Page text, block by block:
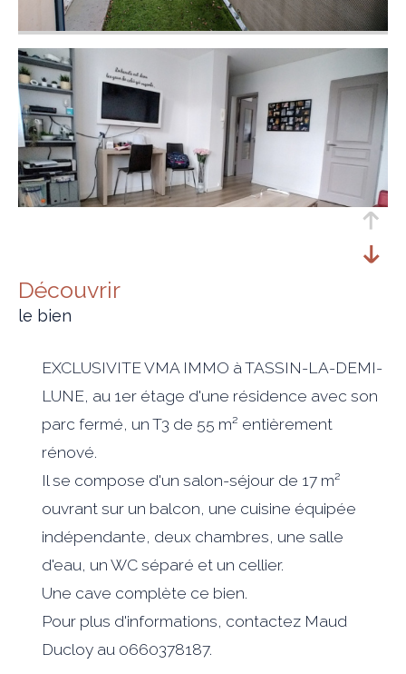
découvrir
le bien
EXCLUSIVITE VMA IMMO à TASSIN-LA-DEMI-
LUNE, au 1er étage d'une résidence avec son
parc fermé, un T3 de 55 m² entièrement
rénové.
Il se compose d'un salon-séjour de 17 m²
ouvrant sur un balcon, une cuisine équipée
indépendante, deux chambres, une salle
d'eau, un WC séparé et un cellier.
Une cave complète ce bien.
Pour plus d'informations, contactez Maud
Ducloy au 0660378187.